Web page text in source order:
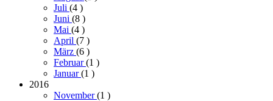
Juli (4 )
Juni (8 )
Mai (4 )
April (7 )
März (6 )
Februar(1 )
Januar(1 )
2016
November(1 )